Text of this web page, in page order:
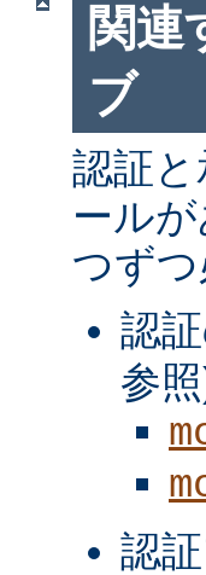
関連
ブ
認証
ール
つずつ
認
参
認